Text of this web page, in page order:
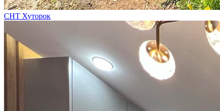
СНТ Хуторок